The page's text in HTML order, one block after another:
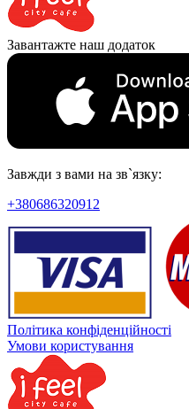
Завантажте наш додаток
Завжди з вами на зв`язку:
+380686320912
Політика конфіденційності
Умови користування